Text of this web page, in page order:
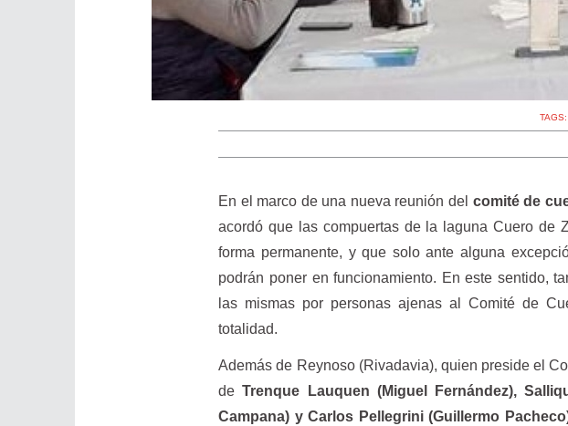
En el marco de una nueva reunión del comité de
acordó que las compuertas de la laguna Cuero de
forma permanente, y que solo ante alguna
podrán poner en funcionamiento. En este sentido,
las mismas por personas ajenas al Comité de
totalidad.
Además de Reynoso (Rivadavia), quien preside el
de Trenque Lauquen (Miguel Fernández),
Campana) y Carlos Pellegrini (Guillermo